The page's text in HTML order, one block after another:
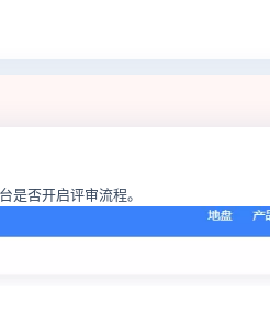
是否开启评审流程。